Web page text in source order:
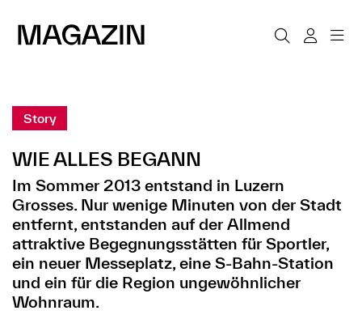
Story
WIE ALLES BEGANN
Im Sommer 2013 entstand in Luzern
Grosses. Nur wenige Minuten von der Stadt
entfernt, entstanden auf der Allmend
attraktive Begegnungsstätten für Sportler,
ein neuer Messeplatz, eine S-Bahn-Station
und ein für die Region ungewöhnlicher
Wohnraum.